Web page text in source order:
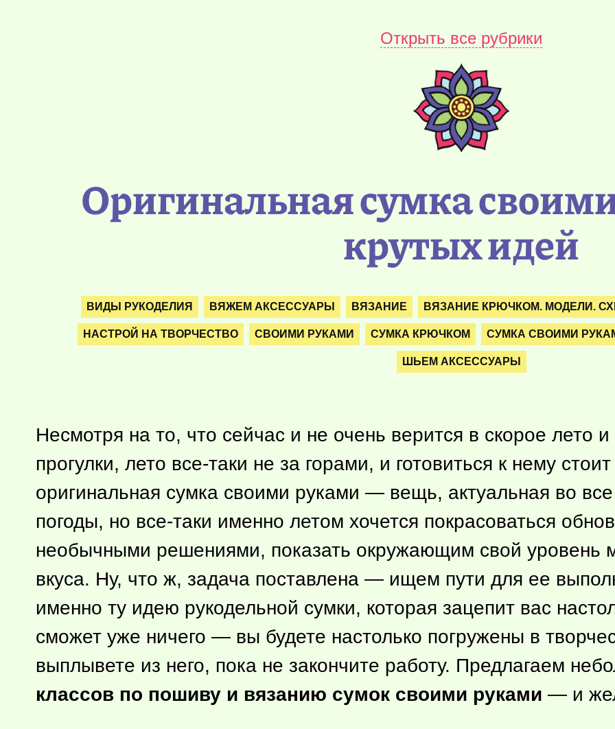
Открыть все рубрики
Оригинальная сумка
крутых идей
ВИДЫ РУКОДЕЛИЯ ВЯЖЕМ АКСЕССУАРЫ ВЯЗАНИЕ ВЯЗАНИЕ КРЮЧКОМ. МОДЕЛИ.
НАСТРОЙ НА ТВОРЧЕСТВО СВОИМИ РУКАМИ СУМКА КРЮЧКОМ СУМКА СВОИМИ
ШЬЕМ АКСЕССУАРЫ
Несмотря на то, что сейчас и не очень верится в скорое лето и
прогулки, лето все-таки не за горами, и готовиться к нему
оригинальная сумка своими руками — вещь, актуальная во
погоды, но все-таки именно летом хочется покрасоваться
необычными решениями, показать окружающим свой уровень
вкуса. Ну, что ж, задача поставлена — ищем пути для ее
именно ту идею рукодельной сумки, которая зацепит вас
сможет уже ничего — вы будете настолько погружены в
выплывете из него, пока не закончите работу. Предлагаем
классов по пошиву и вязанию сумок своими руками — и